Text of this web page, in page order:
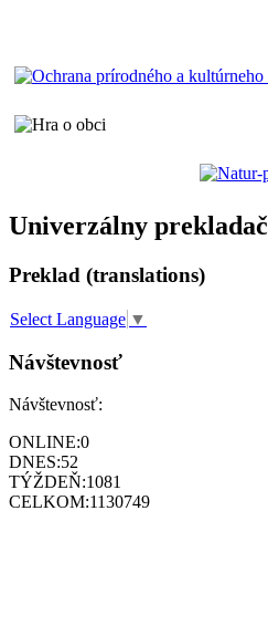
Univerzálny prekladač
Preklad (translations)
Select Language ▼
Návštevnosť
Návštevnosť:
ONLINE:0
DNES:52
TÝŽDEŇ:1081
CELKOM:1130749